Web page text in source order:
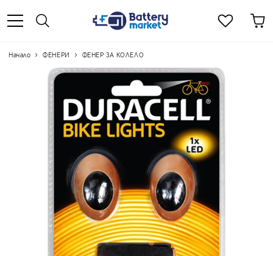
Начало ФЕНЕРИ ФЕНЕР ЗА КОЛЕЛО